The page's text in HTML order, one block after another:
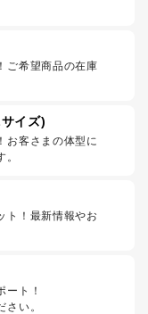
ご希望商品の在庫
イズ)
お客さまの体型に
ト！最新情報やお
ート！
い。